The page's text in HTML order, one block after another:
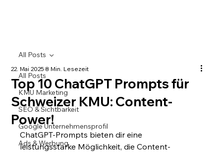
All Posts
KMU Marketing
SEO & Sichtbarkeit
Google Unternehmensprofil
Ads & Werbung
All Posts
Top 10 ChatGPT Prompts für
Schweizer KMU: Content-
Power!
22. Mai 20258 Min. Lesezeit
ChatGPT-Prompts bieten dir eine
leistungsstarke Möglichkeit, die Content-